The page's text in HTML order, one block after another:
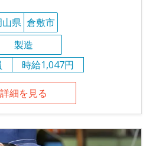
山県 倉敷市
製造
時給1,047円
詳細を見る